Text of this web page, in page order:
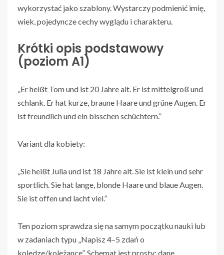
wykorzystać jako szablony. Wystarczy podmienić imię,
wiek, pojedyncze cechy wyglądu i charakteru.
Krótki opis podstawowy
(poziom A1)
„Er heißt Tom und ist 20 Jahre alt. Er ist mittelgroß und
schlank. Er hat kurze, braune Haare und grüne Augen. Er
ist freundlich und ein bisschen schüchtern.”
Variant dla kobiety:
„Sie heißt Julia und ist 18 Jahre alt. Sie ist klein und sehr
sportlich. Sie hat lange, blonde Haare und blaue Augen.
Sie ist offen und lacht viel.”
Ten poziom sprawdza się na samym początku nauki lub
w zadaniach typu „Napisz 4–5 zdań o
koledze/koleżance”. Schemat jest prosty: dane